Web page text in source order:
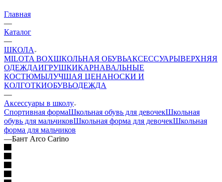
Главная
—
Каталог
—
ШКОЛА
MILOTA BOXШКОЛЬНАЯ ОБУВЬАКСЕССУАРЫВЕРХНЯЯ
ОДЕЖДАИГРУШКИКАРНАВАЛЬНЫЕ
КОСТЮМЫЛУЧШАЯ ЦЕНАНОСКИ И
КОЛГОТКИОБУВЬОДЕЖДА
—
Аксессуары в школу
Спортивная формаШкольная обувь для девочекШкольная
обувь для мальчиковШкольная форма для девочекШкольная
форма для мальчиков
—Бант Arco Carino